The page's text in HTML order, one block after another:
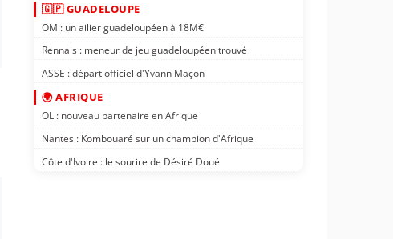
🇬🇵 GUADELOUPE
OM : un ailier guadeloupéen à 18M€
Rennais : meneur de jeu guadeloupéen trouvé
ASSE : départ officiel d'Yvann Maçon
🌍 AFRIQUE
OL : nouveau partenaire en Afrique
Nantes : Kombouaré sur un champion d'Afrique
Côte d'Ivoire : le sourire de Désiré Doué